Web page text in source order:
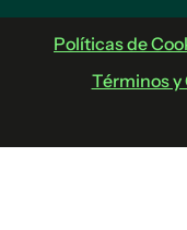
Políticas de
Términos